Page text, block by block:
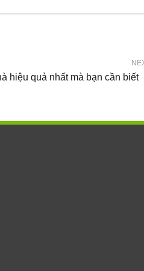
hiệu quả nhất mà bạn cần biết